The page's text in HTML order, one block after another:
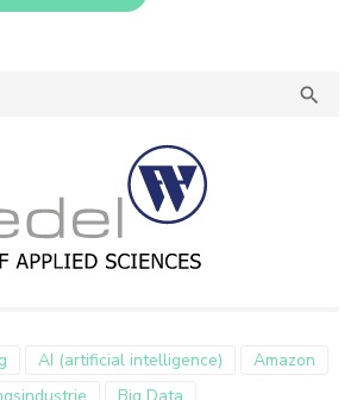

AI (artificial intelligence)
Amazon